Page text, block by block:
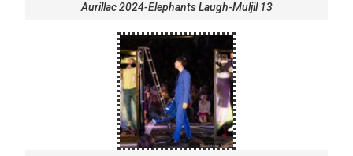
Aurillac 2024-Elephants Laugh-Muljil 13